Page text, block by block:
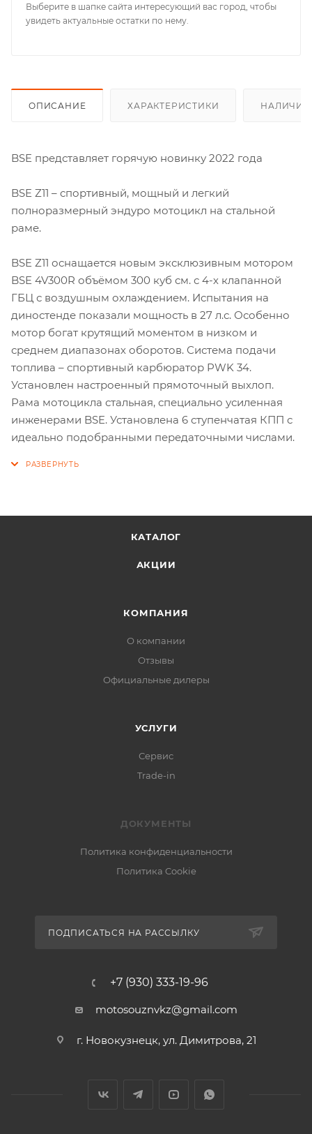
Выберите в шапке сайта интересующий вас город, чтобы
увидеть актуальные остатки по нему.
ОПИСАНИЕ ХАРАКТЕРИСТИКИ НАЛИЧИЕ
BSE представляет горячую новинку 2022 года
BSE Z11 – спортивный, мощный и легкий
полноразмерный эндуро мотоцикл на стальной
раме.
BSE Z11 оснащается новым эксклюзивным мотором
BSE 4V300R объёмом 300 куб см. с 4-х клапанной
ГБЦ с воздушным охлаждением. Испытания на
диностенде показали мощность в 27 л.с. Особенно
мотор богат крутящий моментом в низком и
среднем диапазонах оборотов. Система подачи
топлива – спортивный карбюратор PWK 34.
Установлен настроенный прямоточный выхлоп.
Рама мотоцикла стальная, специально усиленная
инженерами BSE. Установлена 6 ступенчатая КПП с
идеально подобранными передаточными числами.
КАТАЛОГ
АКЦИИ
КОМПАНИЯ
О компании
Отзывы
Официальные дилеры
УСЛУГИ
Сервис
Trade-in
ДОКУМЕНТЫ
Политика конфиденциальности
Политика Cookie
ПОДПИСАТЬСЯ НА РАССЫЛКУ
+7 (930) 333-19-96
motosouznvkz@gmail.com
г. Новокузнецк, ул. Димитрова, 21